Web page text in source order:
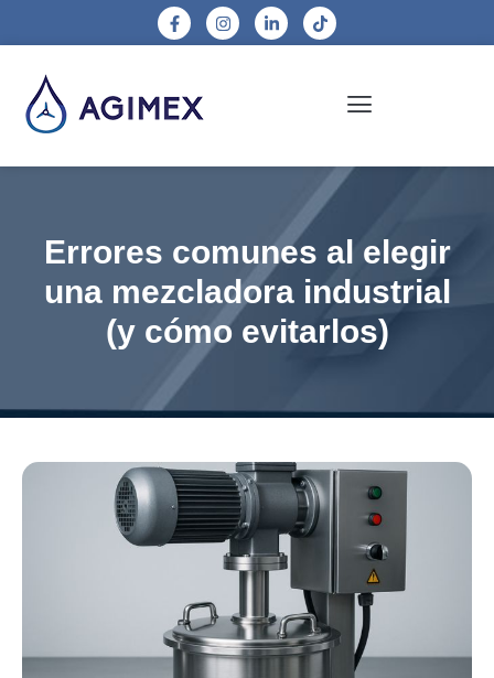
Errores comunes al elegir
una mezcladora industrial
(y cómo evitarlos)